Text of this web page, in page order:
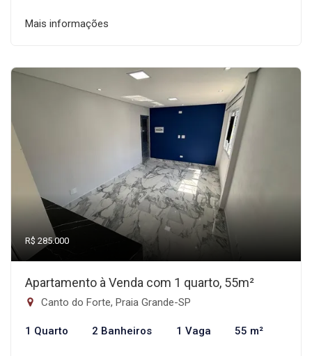
Mais informações
R$ 285.000
Apartamento à Venda com 1 quarto, 55m²
Canto do Forte, Praia Grande-SP
1 Quarto 2 Banheiros 1 Vaga 55 m²